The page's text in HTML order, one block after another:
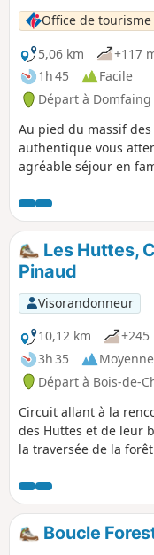
Office de tourisme
5,06 km
+117
1h 45
Facile
Départ à Domfaing
Au pied du massif
authentique vous
agréable séjour en
Les Huttes,
Pinaud
Visorandonneur
10,12 km
+245
3h 35
Moyenne
Départ à Bois-de-
Circuit allant à la
des Huttes et de leur
la traversée de la
Boucle